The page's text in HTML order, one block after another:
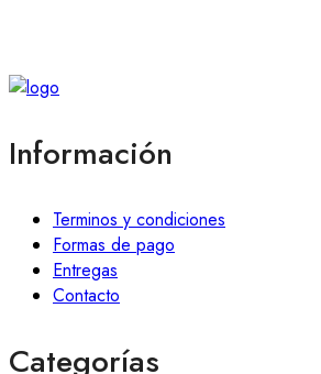
Información
Terminos y condiciones
Formas de pago
Entregas
Contacto
Categorías